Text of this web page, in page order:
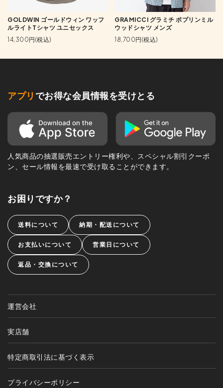
GOLDWIN ゴールドウィン ワッフ
ルライトTシャツ ユニセックス
14,300円(税込)
GRAMICCI グラミチ ポプリンミル
ウッドシャツ メンズ
18,700円(税込)
アプリ でお得な会員情報を受けとる
人気商品の抽選販売エントリー権利や、スペシャル割引クーポ
ン、セール情報を最速で受け取ることができます。
お困りですか？
送料について 納期・配送について
お支払いについて 営業日について
返品・交換について
運営会社
実店舗
特定商取引法に基づく表示
プライバシーポリシー